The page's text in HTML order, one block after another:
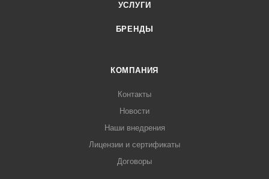
УСЛУГИ
БРЕНДЫ
КОМПАНИЯ
Контакты
Новости
Наши внедрения
Лицензии и сертификаты
Договоры